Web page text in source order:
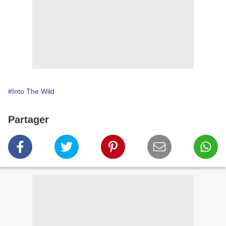
#Into The Wild
Partager